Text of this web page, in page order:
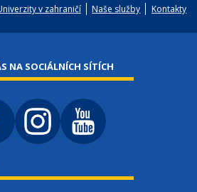
v zahraničí Naše služby Kontakty
NA SOCIÁLNÍCH SÍTÍCH